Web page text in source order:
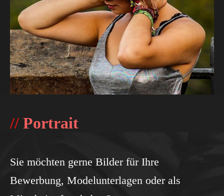
// Portrait
Sie möchten gerne Bilder für Ihre
Bewerbung, Modelunterlagen oder als